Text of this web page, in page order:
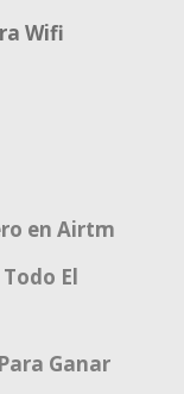
Wifi
en Airtm
El
Ganar